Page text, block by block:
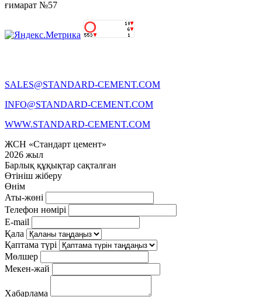
ғимарат №57
SALES@STANDARD-CEMENT.COM
INFO@STANDARD-CEMENT.COM
WWW.STANDARD-CEMENT.COM
ЖСН «Стандарт цемент»
2026 жыл
Барлық құқықтар сақталған
Өтініш жіберу
Өнім
Аты-жөні
Телефон нөмірі
E-mail
Қала
Қаптама түрі
Мөлшер
Мекен-жай
Хабарлама